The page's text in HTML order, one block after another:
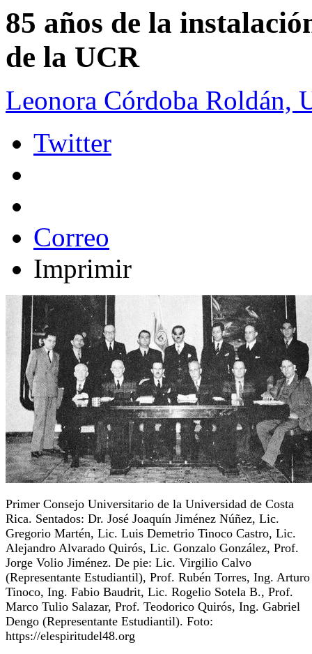
85 años de la
de la UCR
Leonora Córdoba Roldán,
Twitter
Correo
Imprimir
Primer Consejo Universitario de la Universidad de Costa
Rica. Sentados: Dr. José Joaquín Jiménez Núñez, Lic.
Gregorio Martén, Lic. Luis Demetrio Tinoco Castro, Lic.
Alejandro Alvarado Quirós, Lic. Gonzalo González, Prof.
Jorge Volio Jiménez. De pie: Lic. Virgilio Calvo
(Representante Estudiantil), Prof. Rubén Torres, Ing. Arturo
Tinoco, Ing. Fabio Baudrit, Lic. Rogelio Sotela B., Prof.
Marco Tulio Salazar, Prof. Teodorico Quirós, Ing. Gabriel
Dengo (Representante Estudiantil). Foto:
https://elespiritudel48.org